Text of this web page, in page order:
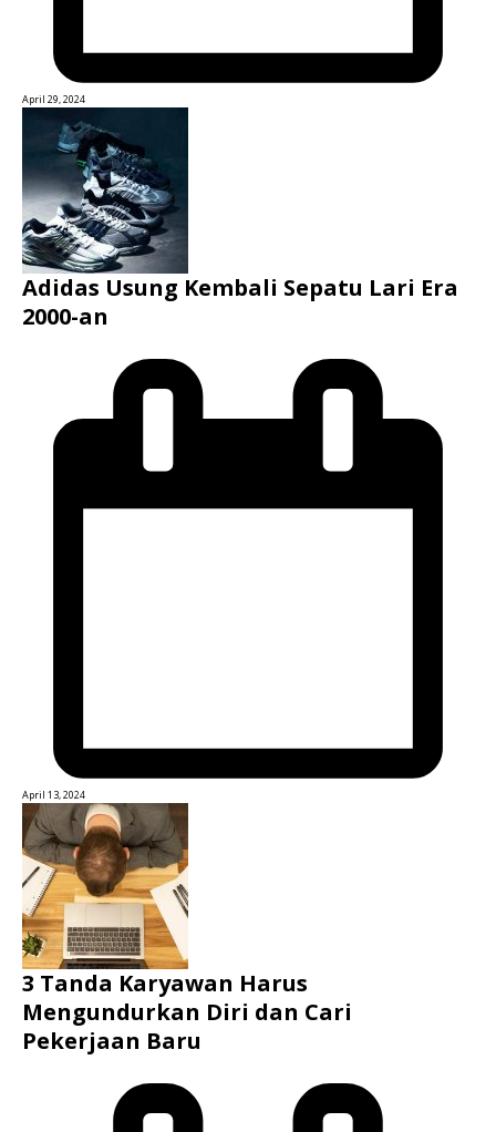
April 29, 2024
Adidas Usung Kembali Sepatu Lari Era
2000-an
April 13, 2024
3 Tanda Karyawan Harus
Mengundurkan Diri dan Cari
Pekerjaan Baru